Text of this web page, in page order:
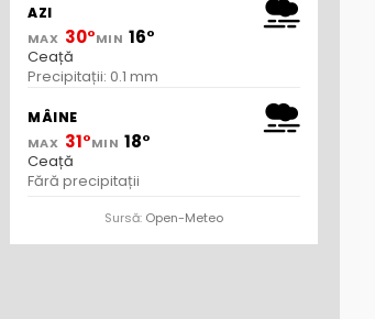
AZI
MAX 30°MIN 16°
Ceață
Precipitații: 0.1 mm
MÂINE
MAX 31°MIN 18°
Ceață
Fără precipitații
Sursă: Open-Meteo